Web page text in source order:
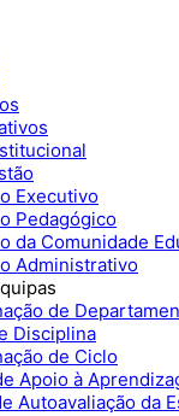
Executivo
Pedagógico
da Comunidade
Administrativo
de
Disciplina
de Ciclo
Apoio à
Autoavaliação da